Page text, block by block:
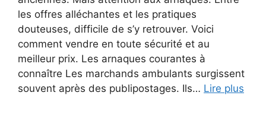
les offres alléchantes et les pratiques
douteuses, difficile de s’y retrouver. Voici
comment vendre en toute sécurité et au
meilleur prix. Les arnaques courantes à
connaître Les marchands ambulants surgissent
souvent après des publipostages. Ils… Lire plus